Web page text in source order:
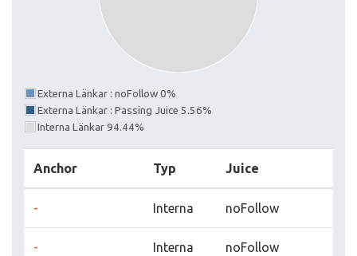
Externa Länkar : noFollow 0%
Externa Länkar : Passing Juice 5.56%
Interna Länkar 94.44%
Anchor Typ Juice
- Interna noFollow
- Interna noFollow